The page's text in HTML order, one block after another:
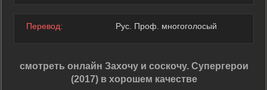
Перевод: Рус. Проф. многоголосый
смотреть онлайн Захочу и соскочу. Супергерои
(2017) в хорошем качестве